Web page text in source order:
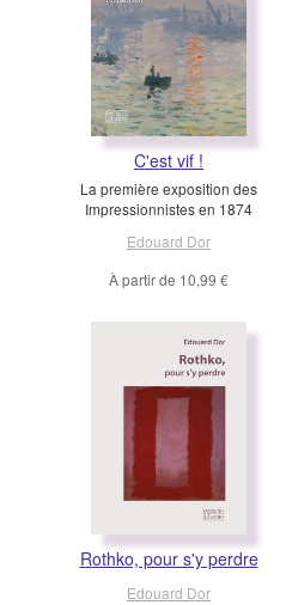
C'est vif !
La première exposition des
Impressionnistes en 1874
Edouard Dor
À partir de 10,99 €
Rothko, pour s'y perdre
Edouard Dor